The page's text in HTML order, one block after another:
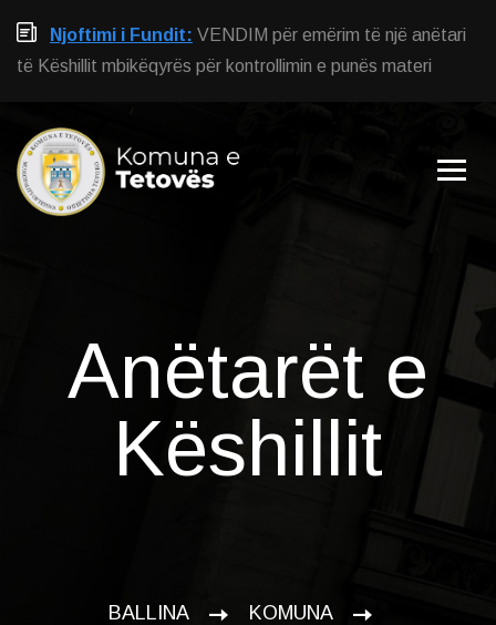
Njoftimi i Fundit: VENDIM për emërim të një anëtari
të Këshillit mbikëqyrës për kontrollimin e punës materi
Anëtarët e
Këshillit
BALLINA
KOMUNA